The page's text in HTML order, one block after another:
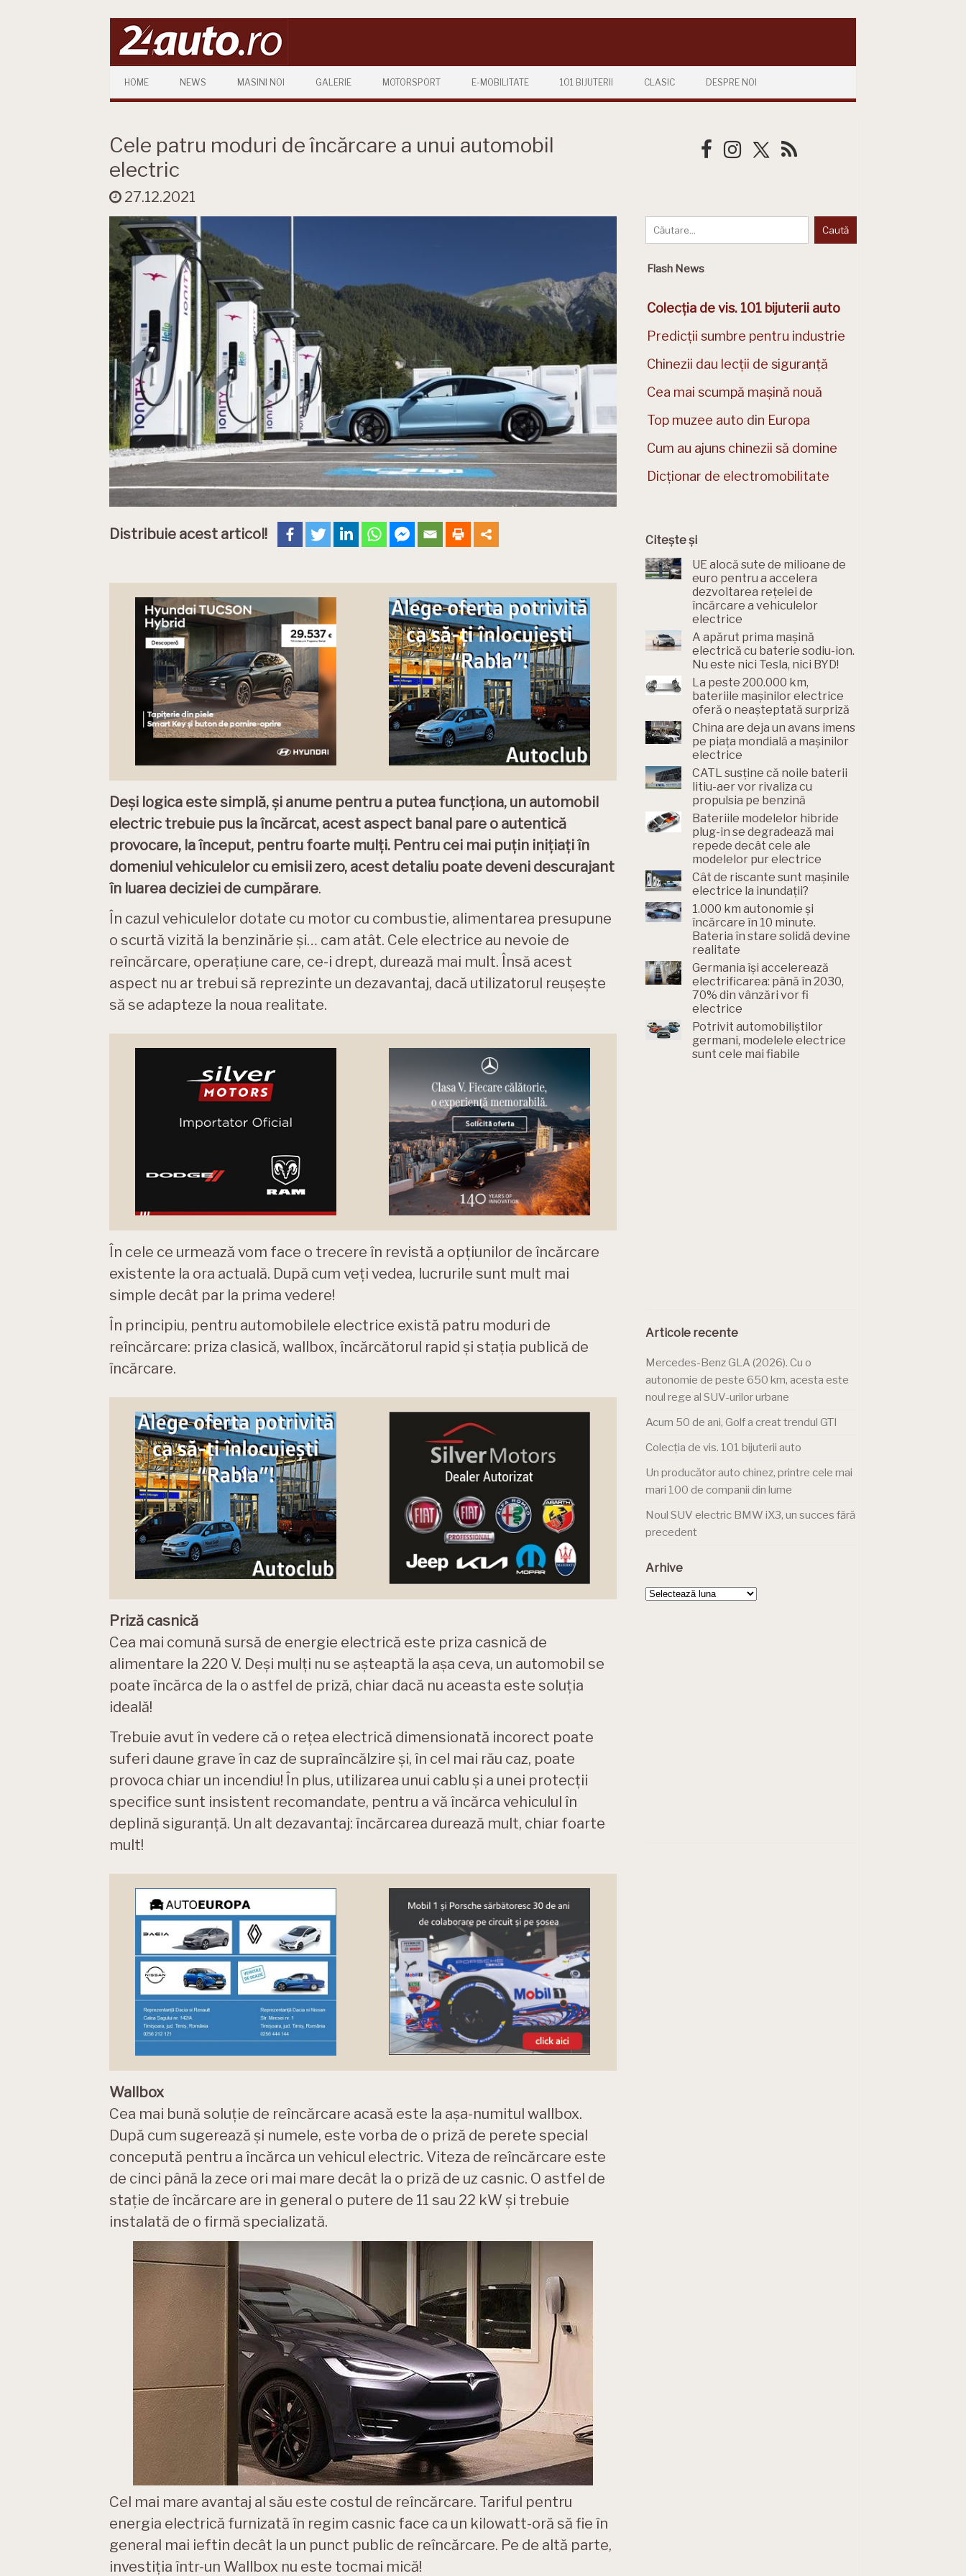
HOME NEWS MASINI NOI GALERIE MOTORSPORT E-MOBILITATE 101 BIJUTERII CLASIC DESPRE NOI
Cele patru moduri de încărcare a unui automobil
electric
27.12.2021
Distribuie acest articol!
Deși logica este simplă, și anume pentru a putea funcționa, un automobil
electric trebuie pus la încărcat, acest aspect banal pare o autentică
provocare, la început, pentru foarte mulți. Pentru cei mai puțin inițiați în
domeniul vehiculelor cu emisii zero, acest detaliu poate deveni descurajant
în luarea deciziei de cumpărare.
În cazul vehiculelor dotate cu motor cu combustie, alimentarea presupune
o scurtă vizită la benzinărie și… cam atât. Cele electrice au nevoie de
reîncărcare, operațiune care, ce-i drept, durează mai mult. Însă acest
aspect nu ar trebui să reprezinte un dezavantaj, dacă utilizatorul reușește
să se adapteze la noua realitate.
În cele ce urmează vom face o trecere în revistă a opțiunilor de încărcare
existente la ora actuală. După cum veți vedea, lucrurile sunt mult mai
simple decât par la prima vedere!
În principiu, pentru automobilele electrice există patru moduri de
reîncărcare: priza clasică, wallbox, încărcătorul rapid și stația publică de
încărcare.
Priză casnică
Cea mai comună sursă de energie electrică este priza casnică de
alimentare la 220 V. Deși mulți nu se așteaptă la așa ceva, un automobil se
poate încărca de la o astfel de priză, chiar dacă nu aceasta este soluția
ideală!
Trebuie avut în vedere că o rețea electrică dimensionată incorect poate
suferi daune grave în caz de supraîncălzire și, în cel mai rău caz, poate
provoca chiar un incendiu! În plus, utilizarea unui cablu și a unei protecții
specifice sunt insistent recomandate, pentru a vă încărca vehiculul în
deplină siguranță. Un alt dezavantaj: încărcarea durează mult, chiar foarte
mult!
Wallbox
Cea mai bună soluție de reîncărcare acasă este la așa-numitul wallbox.
După cum sugerează și numele, este vorba de o priză de perete special
concepută pentru a încărca un vehicul electric. Viteza de reîncărcare este
de cinci până la zece ori mai mare decât la o priză de uz casnic. O astfel de
stație de încărcare are in general o putere de 11 sau 22 kW și trebuie
instalată de o firmă specializată.
Cel mai mare avantaj al său este costul de reîncărcare. Tariful pentru
energia electrică furnizată în regim casnic face ca un kilowatt-oră să fie în
general mai ieftin decât la un punct public de reîncărcare. Pe de altă parte,
investiția într-un Wallbox nu este tocmai mică!
Flash News
Colecția de vis. 101 bijuterii auto
Predicții sumbre pentru industrie
Chinezii dau lecții de siguranță
Cea mai scumpă mașină nouă
Top muzee auto din Europa
Cum au ajuns chinezii să domine
Dicționar de electromobilitate
Citește și
UE alocă sute de milioane de
euro pentru a accelera
dezvoltarea rețelei de
încărcare a vehiculelor
electrice
A apărut prima mașină
electrică cu baterie sodiu-ion.
Nu este nici Tesla, nici BYD!
La peste 200.000 km,
bateriile mașinilor electrice
oferă o neașteptată surpriză
China are deja un avans imens
pe piața mondială a mașinilor
electrice
CATL susține că noile baterii
litiu-aer vor rivaliza cu
propulsia pe benzină
Bateriile modelelor hibride
plug-in se degradează mai
repede decât cele ale
modelelor pur electrice
Cât de riscante sunt mașinile
electrice la inundații?
1.000 km autonomie și
încărcare în 10 minute.
Bateria în stare solidă devine
realitate
Germania își accelerează
electrificarea: până în 2030,
70% din vânzări vor fi
electrice
Potrivit automobiliștilor
germani, modelele electrice
sunt cele mai fiabile
Articole recente
Mercedes-Benz GLA (2026). Cu o
autonomie de peste 650 km, acesta este
noul rege al SUV-urilor urbane
Acum 50 de ani, Golf a creat trendul GTI
Colecția de vis. 101 bijuterii auto
Un producător auto chinez, printre cele mai
mari 100 de companii din lume
Noul SUV electric BMW iX3, un succes fără
precedent
Arhive
Arhive